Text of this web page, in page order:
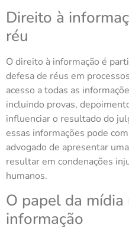
Direito à
réu
O direito à informação é
defesa de réus em
acesso a todas as
incluindo provas,
influenciar o resultado do
essas informações pode
advogado de apresentar
resultar em condenações
humanos.
O papel da
informação